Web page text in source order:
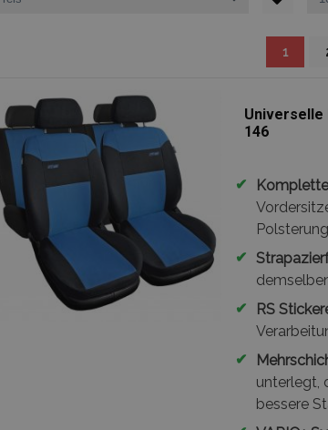
1
Universelle
146
✔
✔
✔
RS
✔
unterlegt,
bessere